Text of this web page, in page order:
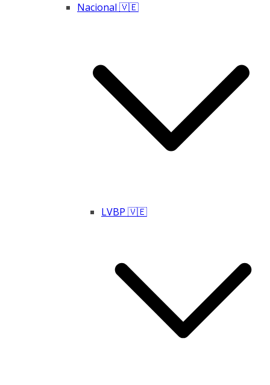
Nacional 🇻🇪
LVBP 🇻🇪